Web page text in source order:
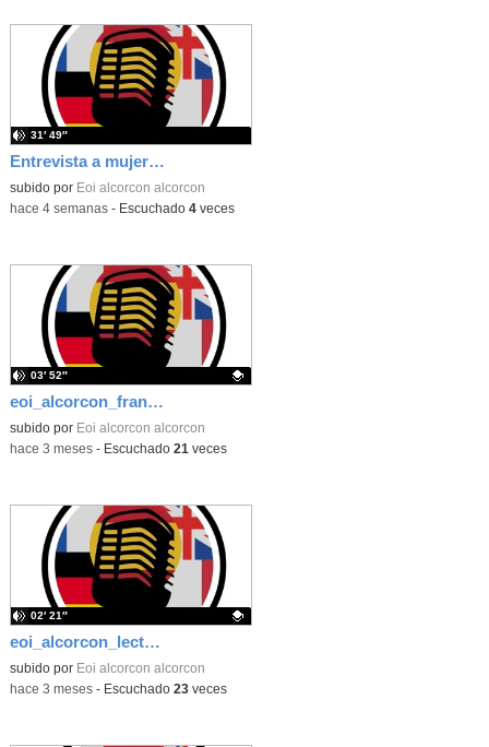
Entrevista a mujeres escritoras "Asociación Cien Miradas", de Alcorcón
subido por Eoi alcorcon alcorcon
31′ 49″
-hace 4 semanas- Escuchado 4veces
eoi_alcorcon_francés_lecturas_día_del_libro_2026
Contenido educativo.
subido por Eoi alcorcon alcorcon
03′ 52″
-hace 3 meses- Escuchado 21veces
eoi_alcorcon_lecturas_inglés_día_del_libro_2026
Contenido educativo.
subido por Eoi alcorcon alcorcon
02′ 21″
-hace 3 meses- Escuchado 23veces